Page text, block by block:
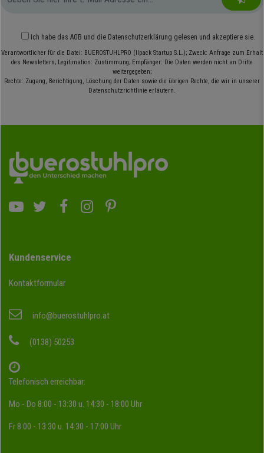
Ich habe das AGB und die Datenschutzerklärung gelesen und akzeptiere sie.
Verantwortlicher für die Datei: BUEROSTUHLPRO (Ilpack Startup S.L.); Zweck: Anfrage zum Erhalt
des Newsletters; Legitimation: Zustimmung; Empfänger: Die Daten werden nicht an Dritte
weitergegeben;
Rechte: Zugang, Berichtigung, Löschung der Daten sowie die übrigen Rechte, die wir in unserer
Datenschutzrichtlinie erläutern.
Kundenservice
Kontaktformular
info@buerostuhlpro.at
(0138) 50253
Telefonisch erreichbar:
Mo - Do 8:00 - 13:30 u. 14:30 - 18:00 Uhr
Fr 8:00 - 13:30 u. 14:30 - 17:00 Uhr